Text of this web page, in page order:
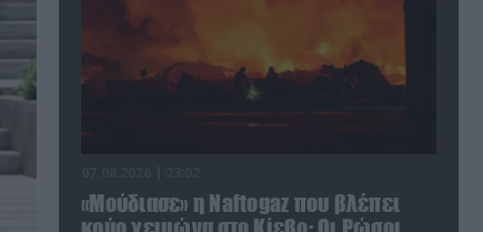
«Μούδιασε» η Naftogaz που βλέπει